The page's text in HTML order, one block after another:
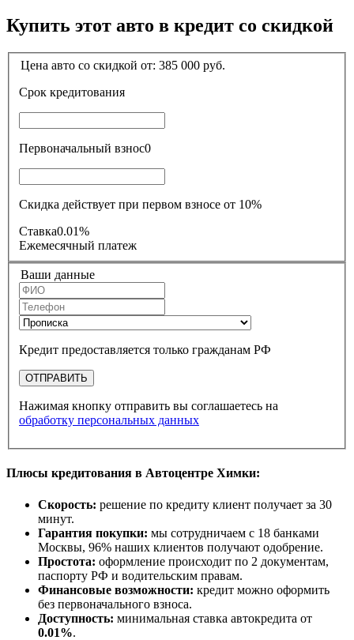
Купить этот авто в кредит со скидкой
Цена авто со скидкой от: 385 000 руб.
Срок кредитования
Первоначальный взнос0
Скидка действует при первом взносе от 10%
Ставка0.01%
Ежемесячный платеж
Ваши данные
Кредит предоставляется только гражданам РФ
ОТПРАВИТЬ
Нажимая кнопку отправить вы соглашаетесь на
обработку персональных данных
Плюсы кредитования в Автоцентре Химки:
Скорость: решение по кредиту клиент получает за 30
минут.
Гарантия покупки: мы сотрудничаем с 18 банками
Москвы, 96% наших клиентов получают одобрение.
Простота: оформление происходит по 2 документам,
паспорту РФ и водительским правам.
Финансовые возможности: кредит можно оформить
без первоначального взноса.
Доступность: минимальная ставка автокредита от
0.01%.